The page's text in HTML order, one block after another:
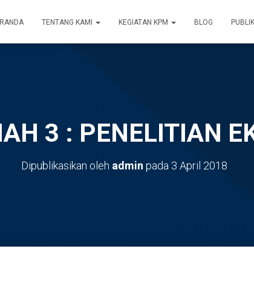
TENTANG KAMI KEGIATAN KPM BLOG
3 : PENELITIAN
Dipublikasikan oleh admin pada 3 April 2018